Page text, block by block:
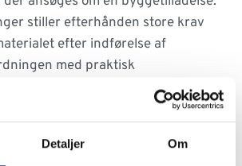
Detaljer Om
stiller efterhånden store krav
efter indførelse af
med praktisk
fra 2020. Dvs. at der udover et
udarbejdes et konstruktions-